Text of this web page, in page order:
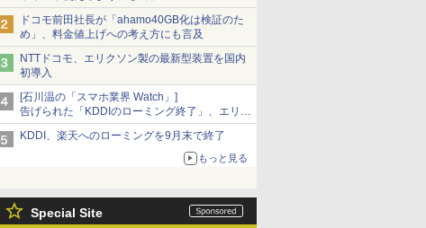
ドコモ前田社長が「ahamo40GB化は検証のた
め」、料金値上げへの考え方にも言及
NTTドコモ、エリクソン製の最新型装置を国内
初導入
[石川温の「スマホ業界 Watch」]
告げられた「KDDIのローミング終了」、エリア
マップの落とし穴と楽天モバイルの課題
KDDI、楽天へのローミングを9月末で終了
もっと見る
Special Site